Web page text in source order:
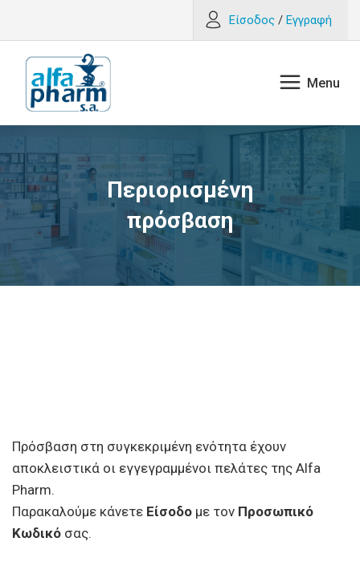
Είσοδος / Εγγραφή
Περιορισμένη
πρόσβαση
Πρόσβαση στη συγκεκριμένη ενότητα έχουν
αποκλειστικά οι εγγεγραμμένοι πελάτες της Alfa
Pharm.
Παρακαλούμε κάνετε Είσοδο με τον Προσωπικό
Κωδικό σας.